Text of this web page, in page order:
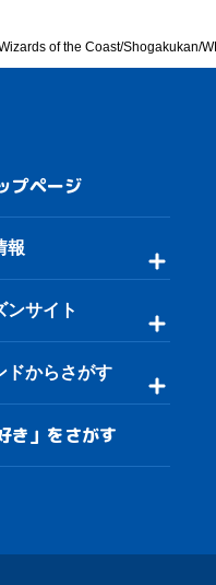
of the Coast/Shogakukan/
プページ
報
ンサイト
ドからさがす
き」をさがす